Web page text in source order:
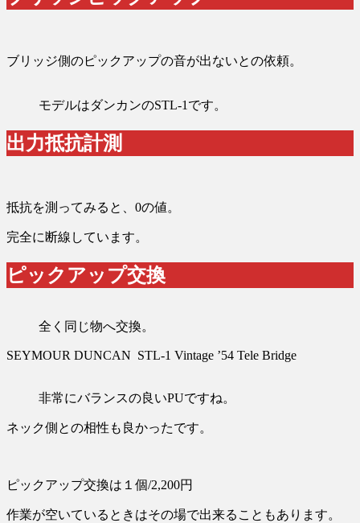
ブリッジ側のピックアップの音が出ないとの依頼。
モデルはダンカンのSTL-1です。
出力抵抗計測
抵抗を測ってみると、0の値。
完全に断線しています。
ピックアップ交換
全く同じ物へ交換。
SEYMOUR DUNCAN STL-1 Vintage ’54 Tele Bridge
非常にバランスの良いPUですね。
ネック側との相性も良かったです。
ピックアップ交換は１個/2,200円
作業が空いているときはその場で出来ることもあります。